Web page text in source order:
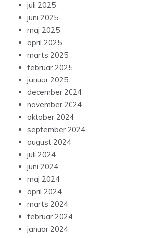
juli 2025
juni 2025
maj 2025
april 2025
marts 2025
februar 2025
januar 2025
december 2024
november 2024
oktober 2024
september 2024
august 2024
juli 2024
juni 2024
maj 2024
april 2024
marts 2024
februar 2024
januar 2024